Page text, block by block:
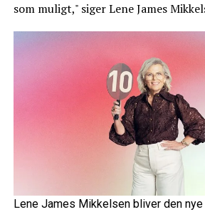
som muligt," siger Lene James
Lene James Mikkelsen bliver den